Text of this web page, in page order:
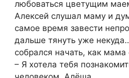
любоваться цветущим
Алексей слушал маму и
самое время завести
дальше тянуть уже
собрался начать, как мама
– Я хотела тебя